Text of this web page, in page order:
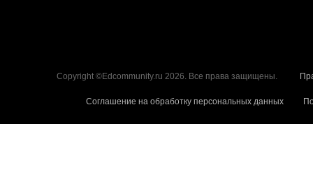
Copyright ©Edcommunity.ru 2026. Все права защищены.
Соглашение на обработку персональных данных